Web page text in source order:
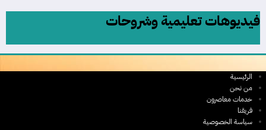
فيديوهات تعليمية وشروحات
الرئيسية
من نحن
خدمات معاصرون
فريقنا
سياسة الخصوصية